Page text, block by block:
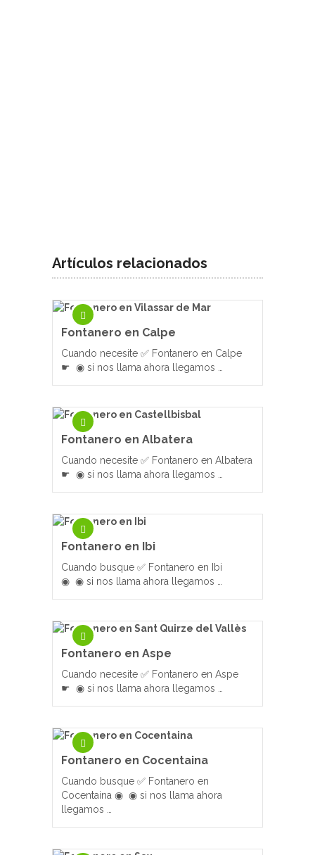
Artículos relacionados
Fontanero en Calpe
Cuando necesite ✅ Fontanero en Calpe
☛ ◉ si nos llama ahora llegamos …
Fontanero en Albatera
Cuando necesite ✅ Fontanero en Albatera
☛ ◉ si nos llama ahora llegamos …
Fontanero en Ibi
Cuando busque ✅ Fontanero en Ibi
◉ ◉ si nos llama ahora llegamos …
Fontanero en Aspe
Cuando necesite ✅ Fontanero en Aspe
☛ ◉ si nos llama ahora llegamos …
Fontanero en Cocentaina
Cuando busque ✅ Fontanero en
Cocentaina ◉ ◉ si nos llama ahora
llegamos …